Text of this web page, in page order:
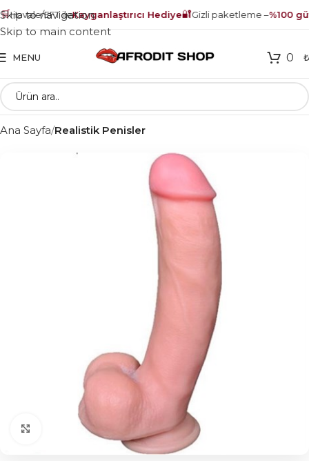
Havale/EFT ileKayganlaştırıcı Hediye🔐Gizli paketleme –%100
Skip to navigation
Skip to main content
MENU 0 ₺
Ana Sayfa Realistik Penisler
Click to enlarge